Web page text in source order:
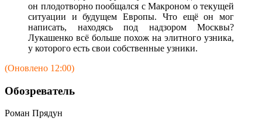
он плодотворно пообщался с Макроном о текущей
ситуации и будущем Европы. Что ещё он мог
написать, находясь под надзором Москвы?
Лукашенко всё больше похож на элитного узника,
у которого есть свои собственные узники.
(Оновлено 12:00)
Обозреватель
Роман Прядун